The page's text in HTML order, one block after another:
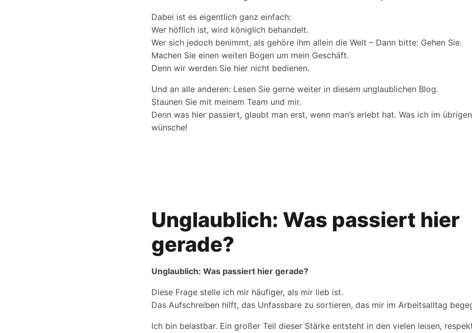
Dabei ist es eigentlich ganz einfach:
Wer höflich ist, wird königlich behandelt.
Wer sich jedoch benimmt, als gehöre ihm allein die Welt – Dann bitte: Gehen Sie.
Machen Sie einen weiten Bogen um mein Geschäft.
Denn wir werden Sie hier nicht bedienen.
Und an alle anderen: Lesen Sie gerne weiter in diesem unglaublichen Blog.
Staunen Sie mit meinem Team und mir.
Denn was hier passiert, glaubt man erst, wenn man’s erlebt hat. Was ich im
wünsche!
Unglaublich: Was passiert hier
gerade?
Unglaublich: Was passiert hier gerade?
Diese Frage stelle ich mir häufiger, als mir lieb ist.
Das Aufschreiben hilft, das Unfassbare zu sortieren, das mir im Arbeitsalltag
Ich bin belastbar. Ein großer Teil dieser Stärke entsteht in den vielen leisen,